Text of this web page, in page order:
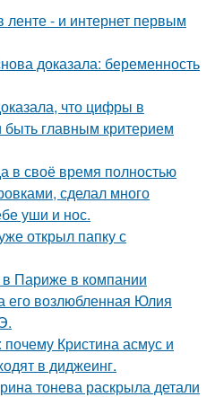
ленте - и интернет первым
доказала: беременность
что цифры в
быть главным критерием
в своё время полностью
сделал много
уши и нос.
открыл папку с
Париже в компании
его возлюбленная Юлия
Кристина асмус и
в диджеинг.
тонева раскрыла детали